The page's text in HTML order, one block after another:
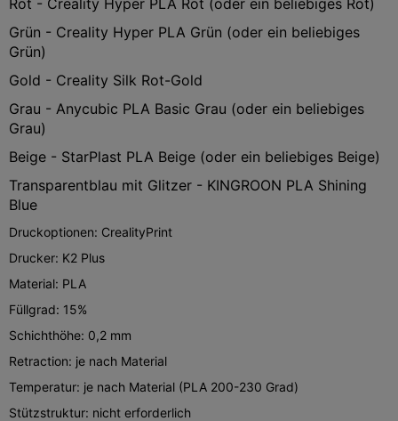
Grün - Creality Hyper PLA Grün (oder ein beliebiges
Grün)
Gold - Creality Silk Rot-Gold
Grau - Anycubic PLA Basic Grau (oder ein beliebiges
Grau)
Beige - StarPlast PLA Beige (oder ein beliebiges Beige)
Transparentblau mit Glitzer - KINGROON PLA Shining
Blue
Druckoptionen: CrealityPrint
Drucker: K2 Plus
Material: PLA
Füllgrad: 15%
Schichthöhe: 0,2 mm
Retraction: je nach Material
Temperatur: je nach Material (PLA 200-230 Grad)
Stützstruktur: nicht erforderlich